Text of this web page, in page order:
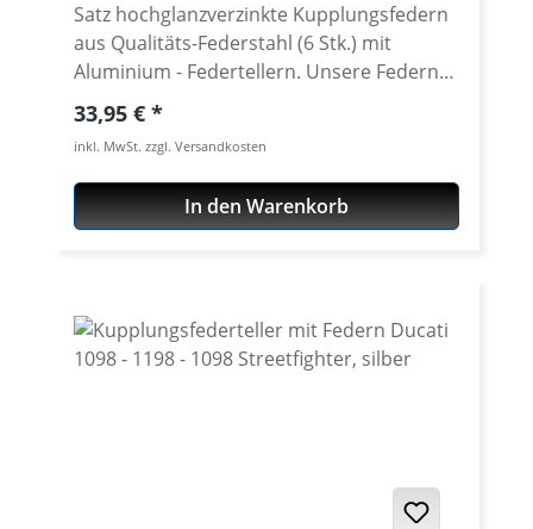
Satz hochglanzverzinkte Kupplungsfedern
aus Qualitäts-Federstahl (6 Stk.) mit
Aluminium - Federtellern. Unsere Federn
entsprechen in der Federrate denen der
Original-Feder, sind jedoch rostfrei
verzinkt. Wir bevorzugen eindeutig einen
hochglanzverzinkten Qualitätsfederstahl,
da Edelstahl-Federn bei mehrfacher
erhältlich.
Regulärer Preis:
33,95 €
inkl. MwSt. zzgl. Versandkosten
In den Warenkorb